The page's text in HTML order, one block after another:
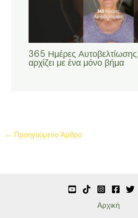
365 Ημέρες
αρχίζει με ένα μόνο βήμα
← Προηγούμενο Άρθρο
Αρχική